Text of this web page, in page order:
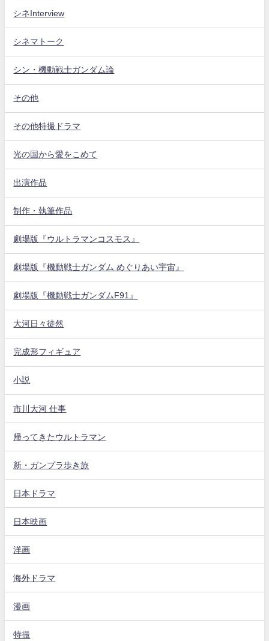
シネInterview
シネマトーク
シン・機動戦士ガンダム論
その他
その他特撮ドラマ
光の国から愛をこめて
出演作品
制作・執筆作品
劇場版『ウルトラマンコスモス』
劇場版『機動戦士ガンダム めぐりあい宇宙』
劇場版『機動戦士ガンダムF91』
大河日々徒然
完成形フィギュア
小説
市川大河 仕事
帰ってきたウルトラマン
新・ガンプラ歩き旅
日本ドラマ
日本映画
洋画
海外ドラマ
漫画
特撮